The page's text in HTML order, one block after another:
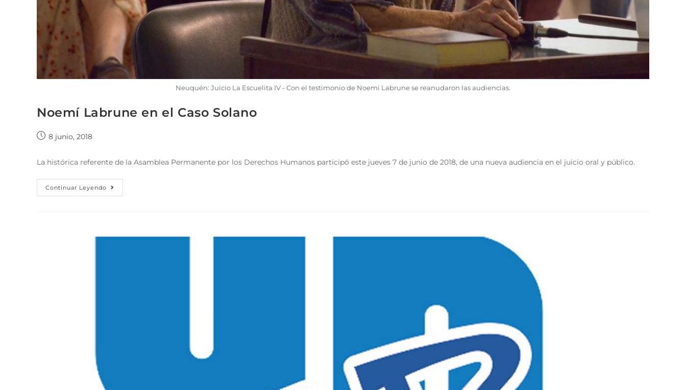
Neuquén: Juicio La Escuelita IV - Con el testimonio de Noemi Labrune se reanudaron las audiencias.
Noemí Labrune en el Caso Solano
8 junio, 2018
La histórica referente de la Asamblea Permanente por los Derechos Humanos participó este jueves 7 de junio de 2018, de una nueva audiencia en el juicio oral y público.
Continuar Leyendo